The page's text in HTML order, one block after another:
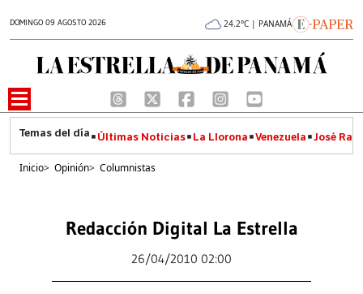
DOMINGO 09 AGOSTO 2026 24.2°C | PANAMÁ
Últimas Noticias La Llorona Venezuela José
Inicio> Opinión> Columnistas
Redacción Digital La Estrella
26/04/2010 02:00